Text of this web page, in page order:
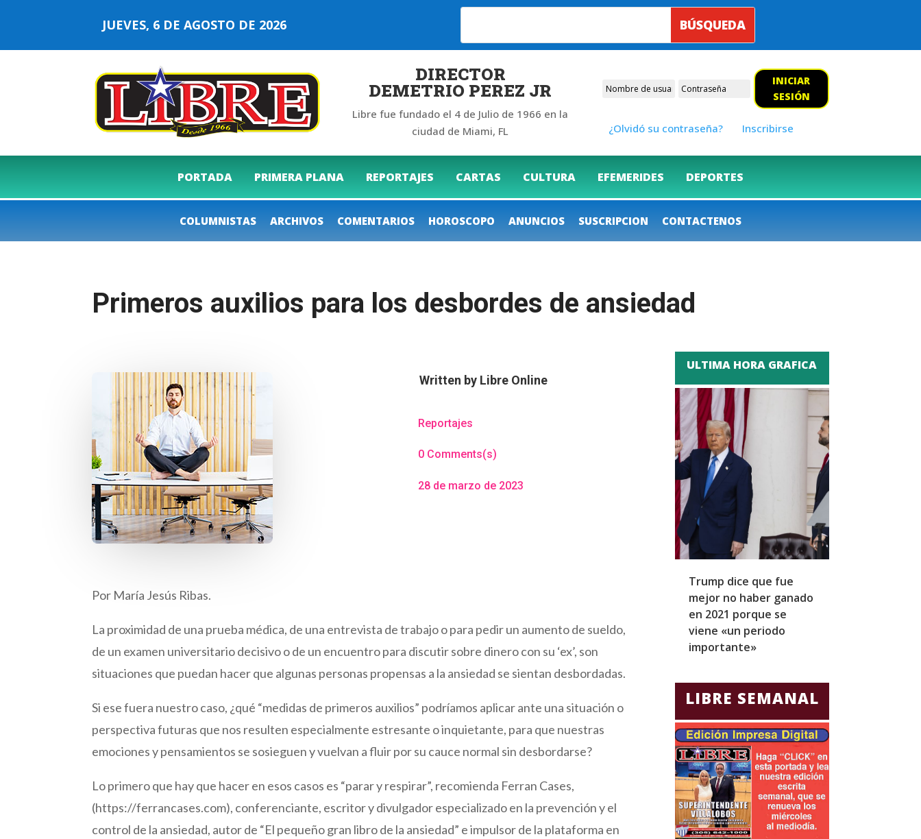
JUEVES, 6 DE AGOSTO DE 2026
DIRECTOR
DEMETRIO PEREZ JR
Libre fue fundado el 4 de Julio de 1966 en la
ciudad de Miami, FL
INICIAR
SESIÓN
¿Olvidó su contraseña? Inscribirse
PORTADA PRIMERA PLANA REPORTAJES CARTAS CULTURA EFEMERIDES DEPORTES
COLUMNISTAS ARCHIVOS COMENTARIOS HOROSCOPO ANUNCIOS SUSCRIPCION CONTACTENOS
Primeros auxilios para los desbordes de ansiedad
Written by Libre Online
Reportajes
0 Comments(s)
28 de marzo de 2023
Por María Jesús Ribas.
La proximidad de una prueba médica, de una entrevista de trabajo o para pedir un aumento de sueldo,
de un examen universitario decisivo o de un encuentro para discutir sobre dinero con su ‘ex’, son
situaciones que puedan hacer que algunas personas propensas a la ansiedad se sientan desbordadas.
Si ese fuera nuestro caso, ¿qué “medidas de primeros auxilios” podríamos aplicar ante una situación o
perspectiva futuras que nos resulten especialmente estresante o inquietante, para que nuestras
emociones y pensamientos se sosieguen y vuelvan a fluir por su cauce normal sin desbordarse?
Lo primero que hay que hacer en esos casos es “parar y respirar”, recomienda Ferran Cases,
(https://ferrancases.com), conferenciante, escritor y divulgador especializado en la prevención y el
control de la ansiedad, autor de “El pequeño gran libro de la ansiedad” e impulsor de la plataforma en
ULTIMA HORA GRAFICA
Trump dice que fue
mejor no haber ganado
en 2021 porque se
viene «un periodo
importante»
LIBRE SEMANAL